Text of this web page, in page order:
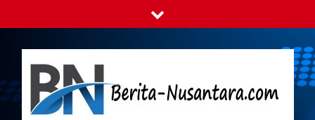
to
content